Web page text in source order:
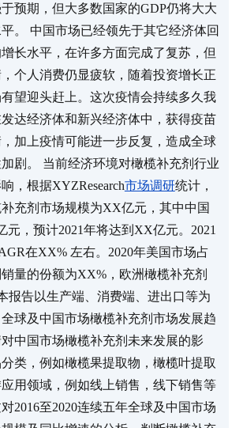
预期，但大多数国家的GDP仍将大大
。 中国市场已经领先于其它经济体回
长水平，在许多方面完成了复苏，但
个人消费仍显疲软，随着投资增长正
望迎头赶上。这次疫情会持续多久我
达经济体和新兴经济体中，获得疫苗
加上疫情可能进一步反复，造成全球
剧。 当前经济环境对橄榄补充剂行业
，根据XYZResearch市场调研统计，
充剂市场规模为XX亿元，其中中国
元，预计2021年将达到XX亿元。2021
在XX% 左右。2020年美国市场占
量的份额为XX%，欧洲橄榄补充剂
报告以生产端、消费端、进出口等为
球及中国市场橄榄补充剂市场发展趋
中国市场橄榄补充剂未来发展的影
类，例如橄榄果提取物，橄榄叶提取
用领域，例如线上销售，线下销售等
2016至2020连续五年全球及中国市场